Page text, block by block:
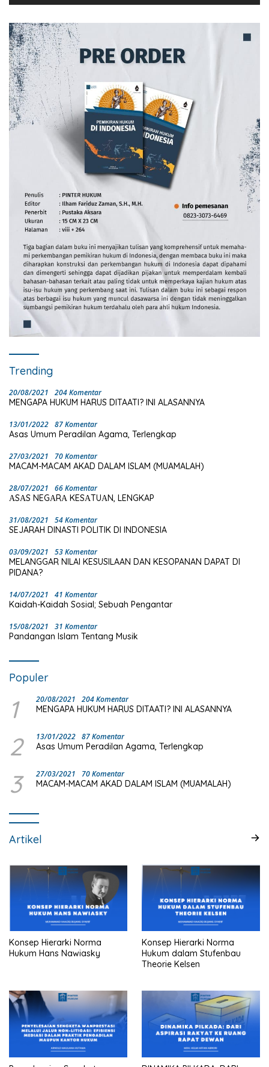
Trending
20/08/2021 204 Komentar
MENGAPA HUKUM HARUS DITAATI? INI ALASANNYA
13/01/2022 87 Komentar
Asas Umum Peradilan Agama, Terlengkap
27/03/2021 70 Komentar
MACAM-MACAM AKAD DALAM ISLAM (MUAMALAH)
28/07/2021 66 Komentar
ΑSΑS NEGΑRΑ KESΑTUΑN, LENGKAP
31/08/2021 54 Komentar
SEJARAH DINASTI POLITIK DI INDONESIA
03/09/2021 53 Komentar
MELANGGAR NILAI KESUSILAAN DAN KESOPANAN DAPAT DI
PIDANA?
14/07/2021 41 Komentar
Kaidah-Kaidah Sosial; Sebuah Pengantar
15/08/2021 31 Komentar
Pandangan Islam Tentang Musik
Populer
1 20/08/2021 204 Komentar
MENGAPA HUKUM HARUS DITAATI? INI ALASANNYA
2 13/01/2022 87 Komentar
Asas Umum Peradilan Agama, Terlengkap
3 27/03/2021 70 Komentar
MACAM-MACAM AKAD DALAM ISLAM (MUAMALAH)
Artikel
Konsep Hierarki Norma
Hukum Hans Nawiasky
Konsep Hierarki Norma
Hukum dalam Stufenbau
Theorie Kelsen